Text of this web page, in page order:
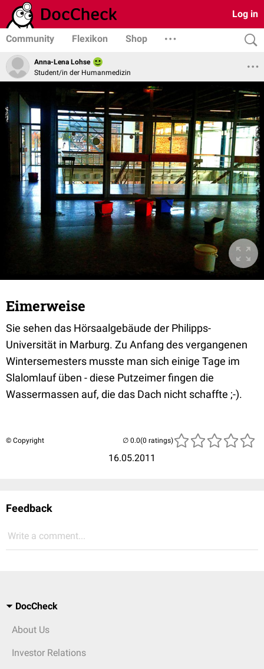
Log in
Community Flexikon Shop
Anna-Lena Lohse
Student/in der Humanmedizin
Eimerweise
Sie sehen das Hörsaalgebäude der Philipps-
Universität in Marburg. Zu Anfang des vergangenen
Wintersemesters musste man sich einige Tage im
Slalomlauf üben - diese Putzeimer fingen die
Wassermassen auf, die das Dach nicht schaffte ;-).
© Copyright
16.05.2011
(0 ratings)
Feedback
Write a comment...
DocCheck
About Us
Investor Relations